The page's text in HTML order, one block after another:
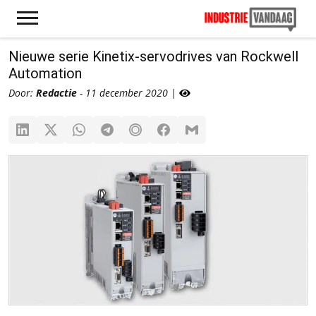
Nieuwe serie Kinetix-servodrives van Rockwell
Automation
Door: Redactie - 11 december 2020 |